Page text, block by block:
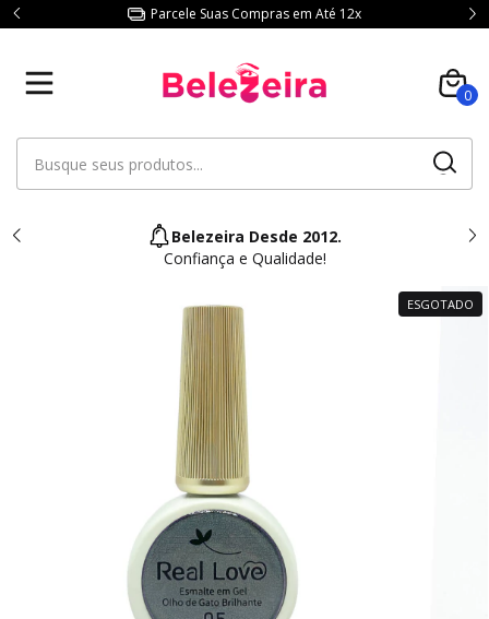
Parcele Suas Compras em Até 12x
0
Belezeira Desde 2012.
Confiança e Qualidade!
ESGOTADO